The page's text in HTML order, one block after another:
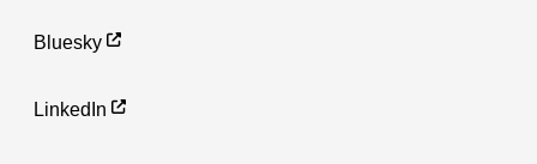
Bluesky
LinkedIn